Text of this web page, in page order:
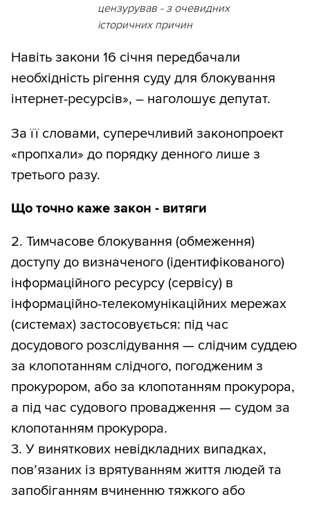
цензурував - з очевидних
історичних причин
Навіть закони 16 січня передбачали
необхідність рігення суду для блокування
інтернет-ресурсів», – наголошує депутат.
За її словами, суперечливий законопроект
«пропхали» до порядку денного лише з
третього разу.
Що точно каже закон - витяги
2. Тимчасове блокування (обмеження)
доступу до визначеного (ідентифікованого)
інформаційного ресурсу (сервісу) в
інформаційно-телекомунікаційних мережах
(системах) застосовується: під час
досудового розслідування — слідчим суддею
за клопотанням слідчого, погодженим з
прокурором, або за клопотанням прокурора,
а під час судового провадження — судом за
клопотанням прокурора.
3. У виняткових невідкладних випадках,
пов’язаних із врятуванням життя людей та
запобіганням вчиненню тяжкого або